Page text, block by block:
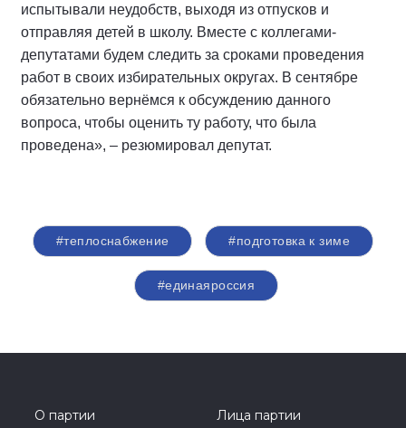
испытывали неудобств, выходя из отпусков и
отправляя детей в школу. Вместе с коллегами-
депутатами будем следить за сроками проведения
работ в своих избирательных округах. В сентябре
обязательно вернёмся к обсуждению данного
вопроса, чтобы оценить ту работу, что была
проведена», – резюмировал депутат.
#теплоснабжение #подготовка к зиме
#единаяроссия
О партии
Лица партии